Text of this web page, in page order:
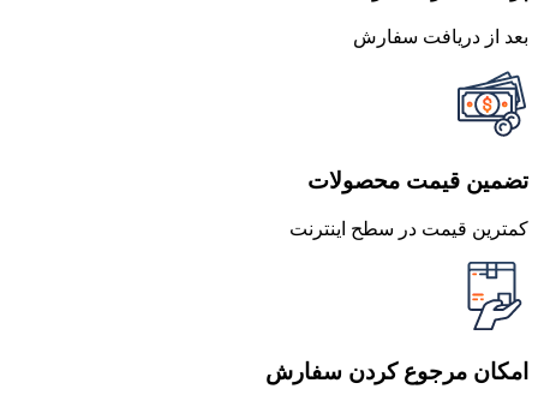
بعد از دریافت سفارش
تضمین قیمت محصولات
کمترین قیمت در سطح اینترنت
امکان مرجوع کردن سفارش